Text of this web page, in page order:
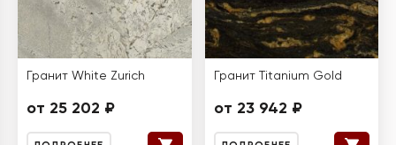
Гранит White Zurich
от 25 202 ₽
Гранит Titanium Gold
от 23 942 ₽